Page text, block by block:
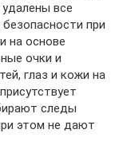
все
при
на основе
очки и
глаз и кожи на
следы
этом не дают